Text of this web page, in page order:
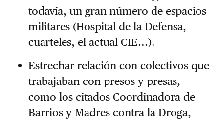
todavía, un gran número de espacios
militares (Hospital de la Defensa,
cuarteles, el actual CIE...).
Estrechar relación con colectivos que
trabajaban con presos y presas,
como los citados Coordinadora de
Barrios y Madres contra la Droga,